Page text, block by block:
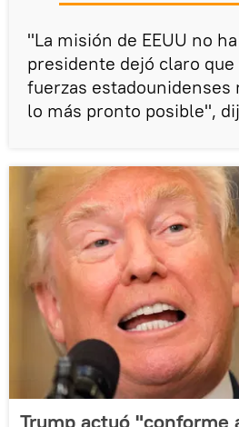
"La misión de EEUU no
presidente dejó claro
fuerzas estadounidenses
lo más pronto posible",
Trump actuó "conforme